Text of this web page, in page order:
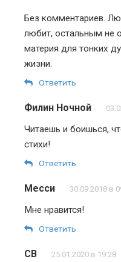
Без комментариев.
любит, остальным не
материя для тонких
жизни.
Ответить
Филин Ночной
Читаешь и боишься,
стихи!
Ответить
Месси 30.09.2018 в
Мне нравится!
Ответить
СВ 25.01.2020 в 19:28